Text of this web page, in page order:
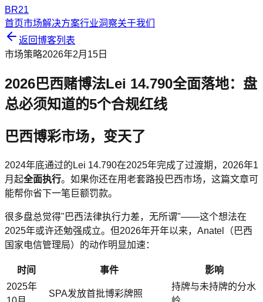
BR21
首页市场解决方案行业洞察关于我们
返回博客列表
市场策略2026年2月15日
2026巴西赌博法Lei 14.790全面落地：盘
总必须知道的5个合规红线
巴西博彩市场，变天了
2024年底通过的Lei 14.790在2025年完成了过渡期，2026年1
月起全面执行。如果你还在用老套路投巴西市场，这篇文章可
能帮你省下一笔巨额罚款。
很多盘总觉得"巴西法律执行力差，无所谓"——这个想法在
2025年或许还勉强成立。但2026年开年以来，Anatel（巴西
国家电信管理局）的动作明显加速：
时间 事件
影响
2025年
SPA发放首批博彩牌照
持牌与未持牌的分水